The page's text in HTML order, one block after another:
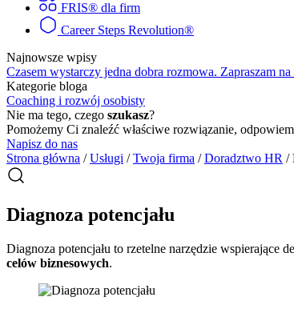
FRIS® dla firm
Career Steps Revolution®
Najnowsze wpisy
Czasem wystarczy jedna dobra rozmowa. Zapraszam
Kategorie bloga
Coaching i rozwój osobisty
Nie ma tego, czego szukasz?
Pomożemy Ci znaleźć właściwe rozwiązanie,
Napisz do nas
Strona główna / Usługi / Twoja firma / Doradztwo HR /
Diagnoza potencjału
Diagnoza potencjału to rzetelne narzędzie
celów biznesowych.